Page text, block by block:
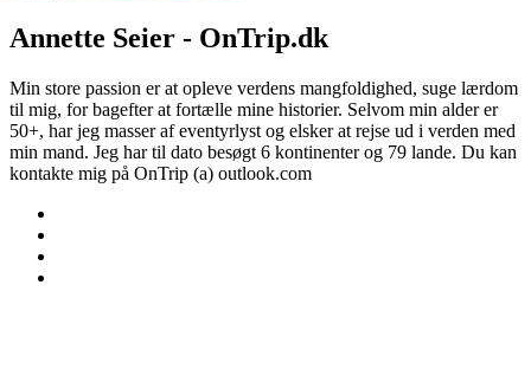
Annette Seier - OnTrip.dk
Min store passion er at opleve verdens mangfoldighed, suge lærdom
til mig, for bagefter at fortælle mine historier. Selvom min alder er
50+, har jeg masser af eventyrlyst og elsker at rejse ud i verden med
min mand. Jeg har til dato besøgt 6 kontinenter og 79 lande. Du kan
kontakte mig på OnTrip (a) outlook.com